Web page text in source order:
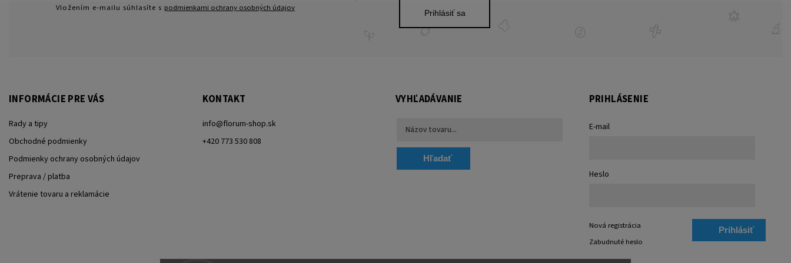
Vložením e-mailu súhlasíte s podmienkami ochrany osobných údajov
Prihlásiť sa
INFORMÁCIE PRE VÁS
Rady a tipy
Obchodné podmienky
Podmienky ochrany osobných údajov
Preprava / platba
Vrátenie tovaru a reklamácie
KONTAKT
info@florum-shop.sk
+420 773 530 808
VYHĽADÁVANIE
Hľadať
PRIHLÁSENIE
E-mail
Heslo
Prihlásiť
Nová registrácia
Zabudnuté heslo